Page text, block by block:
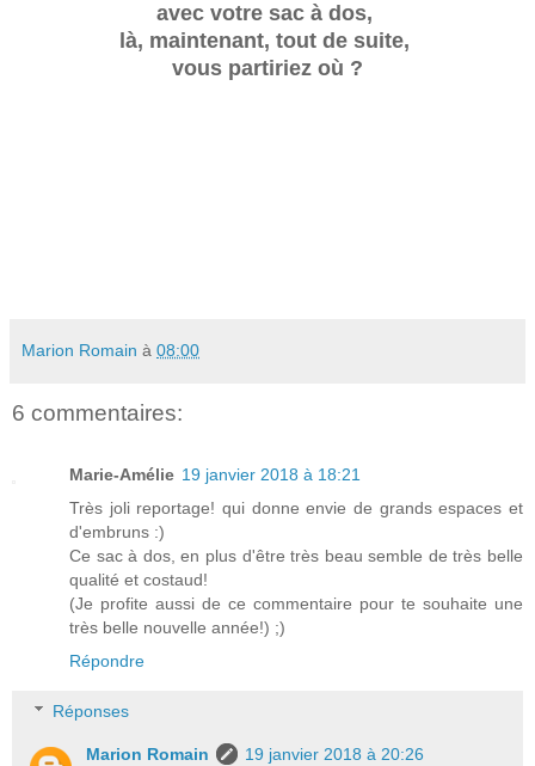
avec votre sac à dos,
là, maintenant, tout de suite,
vous partiriez où ?
Marion Romain à 08:00
6 commentaires:
Marie-Amélie 19 janvier 2018 à 18:21
Très joli reportage! qui donne envie de grands espaces et
d'embruns :)
Ce sac à dos, en plus d'être très beau semble de très belle
qualité et costaud!
(Je profite aussi de ce commentaire pour te souhaite une
très belle nouvelle année!) ;)
Répondre
Réponses
Marion Romain
19 janvier 2018 à 20:26